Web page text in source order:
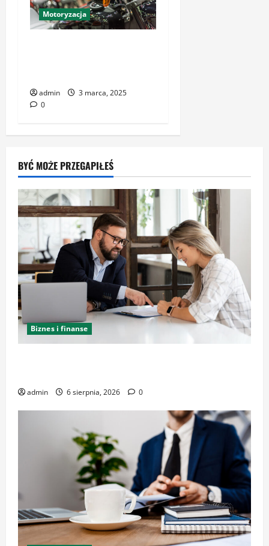
Motoryzacja
admin
3 marca, 2025
0
BYĆ MOŻE PRZEGAPIŁEŚ
Biznes i finanse
admin 6 sierpnia, 2026 0